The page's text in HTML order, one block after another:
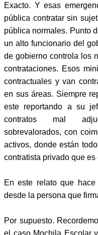
Exacto. Y esas
pública contratar sin
pública normales. Punto
un alto funcionario del
de gobierno controla los
contrataciones. Esos
contractuales y van
en sus áreas. Siempre
este reportando a su
contratos mal
sobrevalorados, con
activos, donde están
contratista privado que
En este relato que hace
desde la persona que
Por supuesto.
el caso Mochila Escolar